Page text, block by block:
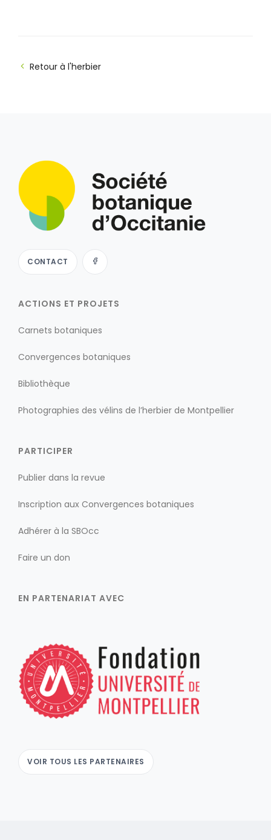
Retour à l'herbier
CONTACT
ACTIONS ET PROJETS
Carnets botaniques
Convergences botaniques
Bibliothèque
Photographies des vélins de l’herbier de Montpellier
PARTICIPER
Publier dans la revue
Inscription aux Convergences botaniques
Adhérer à la SBOcc
Faire un don
EN PARTENARIAT AVEC
VOIR TOUS LES PARTENAIRES